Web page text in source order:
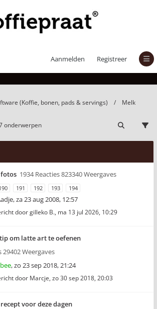
Aanmelden Registreer
(Koffie, bonen, pads & servings) Melk
onderwerpen
1934 Reacties 823340 Weergaves
191 192 193 194
,za 23 aug 2008, 12:57
doorgilleko B., ma 13 jul 2026, 10:29
om latte art te oefenen
29402 Weergaves
,zo 23 sep 2018, 21:24
door Marcje, zo 30 sep 2018, 20:03
voor deze dagen